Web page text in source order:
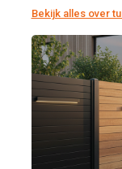
Bekijk alles over